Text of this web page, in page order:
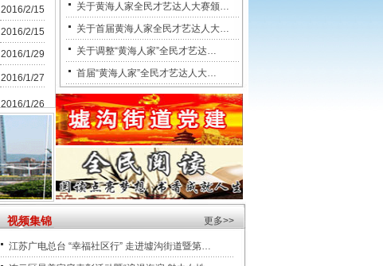
2016/2/15
2016/2/15
2016/1/29
2016/1/27
2016/1/26
关于黄海人家全民才艺达人大赛颁…
关于首届黄海人家全民才艺达人大…
关于调整“黄海人家”全民才艺达…
首届“黄海人家”全民才艺达人大…
视频集锦 更多>>
江苏广电总台 “幸福社区行” 走进墟沟街道暨第…